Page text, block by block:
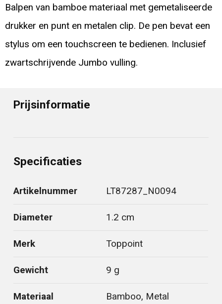
Balpen van bamboe materiaal met gemetaliseerde
drukker en punt en metalen clip. De pen bevat een
stylus om een touchscreen te bedienen. Inclusief
zwartschrijvende Jumbo vulling.
Prijsinformatie
Specificaties
Artikelnummer LT87287_N0094
Diameter 1.2 cm
Merk Toppoint
Gewicht 9 g
Materiaal Bamboo, Metal